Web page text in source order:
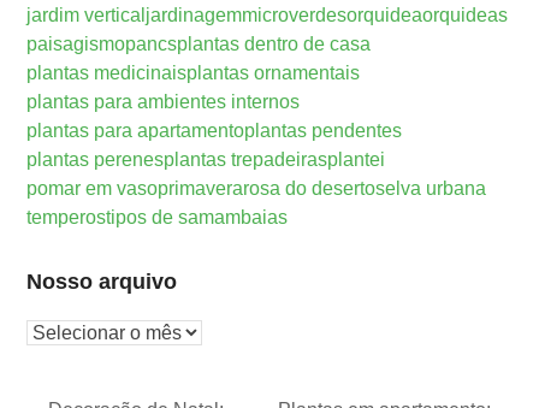
jardim vertical jardinagemmicroverdesorquideaorquideas
paisagismopancsplantas dentro de casa
plantas medicinaisplantas ornamentais
plantas para ambientes internos
plantas para apartamentoplantas pendentes
plantas perenesplantas trepadeirasplantei
pomar em vasoprimaverarosa do desertoselva urbana
temperostipos de samambaias
Nosso arquivo
Nosso